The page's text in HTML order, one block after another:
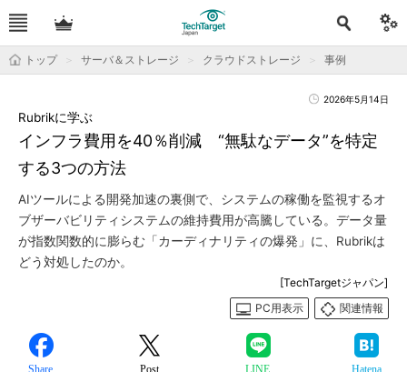
トップ サーバ＆ストレージ クラウドストレージ 事例
2026年5月14日
インフラ費用を40％削減 “無駄なデータ”を特定
する3つの方法
Rubrikに学ぶ
AIツールによる開発加速の裏側で、システムの稼働を監視するオ
ブザーバビリティシステムの維持費用が高騰している。データ量
が指数関数的に膨らむ「カーディナリティの爆発」に、Rubrikは
どう対処したのか。
[TechTargetジャパン]
PC用表示
関連情報
Share Post LINE Hatena